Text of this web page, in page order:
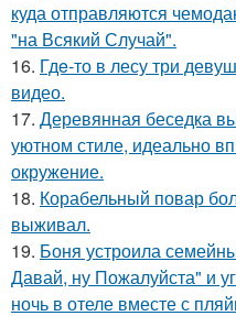
куда отправляются
"на Всякий Случай".
16. Гдe-то в лесу три
видео.
17. Деревянная беседка
уютном стиле, идеально
окружение.
18. Корабельный повар
выживал.
19. Боня устроила
Давай, ну Пожалуйста" и
ночь в отеле вместе с